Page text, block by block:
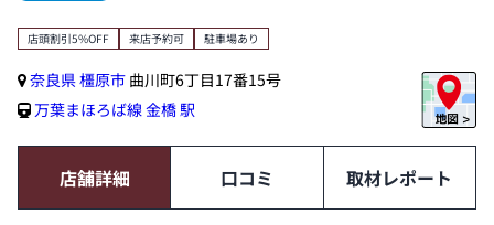
店頭割引5%OFF 来店予約可 駐車場あり
奈良県橿原市 曲川町6丁目17番15号
万葉まほろば線金橋 駅
店舗詳細 口コミ 取材レポート